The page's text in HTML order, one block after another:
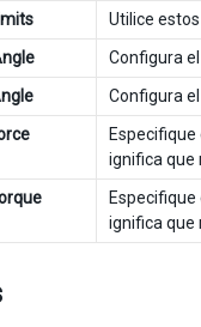
Utilice
Configura
Configura
ignifica que
ignifica que